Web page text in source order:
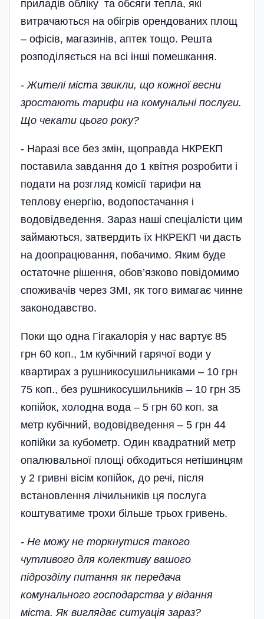
приладів обліку та обсяги тепла, які
витрачаються на обігрів орендованих площ
– офісів, магазинів, аптек тощо. Решта
розподіляється на всі інші помешкання.
- Жителі міста звикли, що кожної весни
зростають тарифи на комунальні послуги.
Що чекати цього року?
- Наразі все без змін, щоправда НКРЕКП
поставила завдання до 1 квітня розробити і
подати на розгляд комісії тарифи на
теплову енергію, водопостачання і
водовідведення. Зараз наші спеціалісти цим
займаються, затвердить їх НКРЕКП чи дасть
на доопрацювання, побачимо. Яким буде
остаточне рішення, обов’язково повідомимо
споживачів через ЗМІ, як того вимагає чинне
законодавство.
Поки що одна Гігакалорія у нас вартує 85
грн 60 коп., 1м кубічний гарячої води у
квартирах з рушникосушильниками – 10 грн
75 коп., без рушникосушильників – 10 грн 35
копійок, холодна вода – 5 грн 60 коп. за
метр кубічний, водовідведення – 5 грн 44
копійки за кубометр. Один квадратний метр
опалювальної площі обходиться нетішинцям
у 2 гривні вісім копійок, до речі, після
встановлення лічильників ця послуга
коштуватиме трохи більше трьох гривень.
- Не можу не торкнутися такого
чутливого для колективу вашого
підрозділу питання як передача
комунального господарства у відання
міста. Як виглядає ситуація зараз?